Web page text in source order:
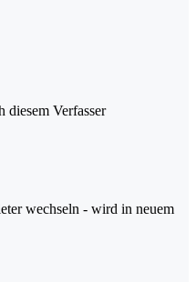
diesem Verfasser
wechseln - wird in neuem